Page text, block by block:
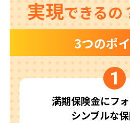
実現できるの
3つのポ
1
満期保険金にフ
シンプルな